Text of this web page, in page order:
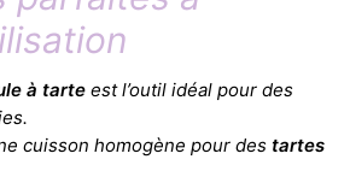
à tarte est l’outil idéal pour des
cuisson homogène pour des tartes